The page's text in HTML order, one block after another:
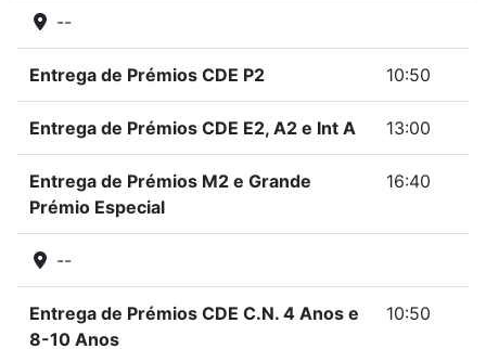
--
Entrega de Prémios CDE P2 10:50
Entrega de Prémios CDE E2, A2 e Int A 13:00
Entrega de Prémios M2 e Grande
Prémio Especial
16:40
--
Entrega de Prémios CDE C.N. 4 Anos e
8-10 Anos
10:50